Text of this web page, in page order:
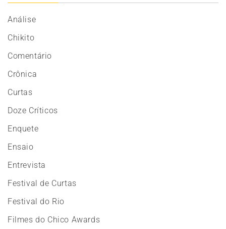
Análise
Chikito
Comentário
Crônica
Curtas
Doze Críticos
Enquete
Ensaio
Entrevista
Festival de Curtas
Festival do Rio
Filmes do Chico Awards